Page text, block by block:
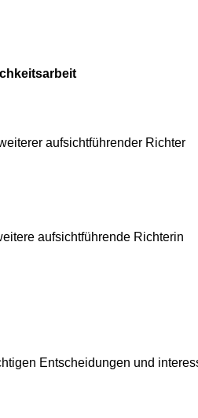
aufsichtführender Richter
aufsichtführende Richterin
Entscheidungen und